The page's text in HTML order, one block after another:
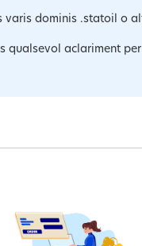
varis dominis .statoil o
qualsevol aclariment